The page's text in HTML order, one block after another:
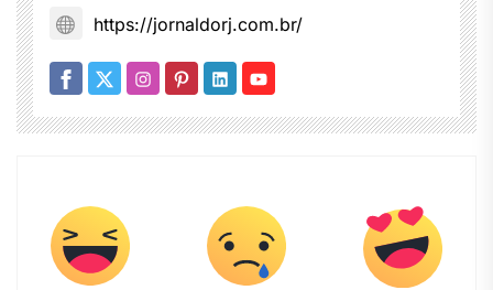
https://jornaldorj.com.br/